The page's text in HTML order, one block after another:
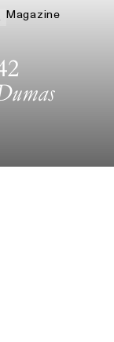
Magazine
zoekveld